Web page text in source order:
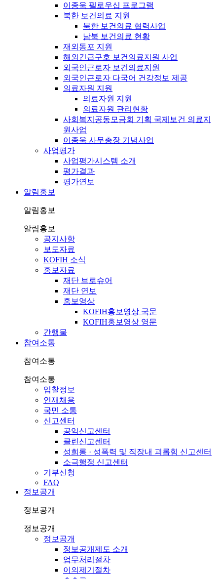
이종욱 펠로우십 프로그램
북한 보건의료 지원
북한 보건의료 협력사업
남북 보건의료 현황
재외동포 지원
해외긴급구호 보건의료지원 사업
외국인근로자 보건의료지원
외국인근로자 다국어 건강정보 제공
의료자원 지원
의료자원 지원
의료자원 관리현황
사회복지공동모금회 기획 국제보건 의료지
원사업
이종욱 사무총장 기념사업
사업평가
사업평가시스템 소개
평가결과
평가연보
알림홍보
알림홍보
알림홍보
공지사항
보도자료
KOFIH 소식
홍보자료
재단 브로슈어
재단 연보
홍보영상
KOFIH홍보영상 국문
KOFIH홍보영상 영문
간행물
참여소통
참여소통
참여소통
입찰정보
인재채용
국민 소통
신고센터
공익신고센터
클린신고센터
성희롱 · 성폭력 및 직장내 괴롭힘 신고센터
소극행정 신고센터
기부신청
FAQ
정보공개
정보공개
정보공개
정보공개
정보공개제도 소개
업무처리절차
이의제기절차